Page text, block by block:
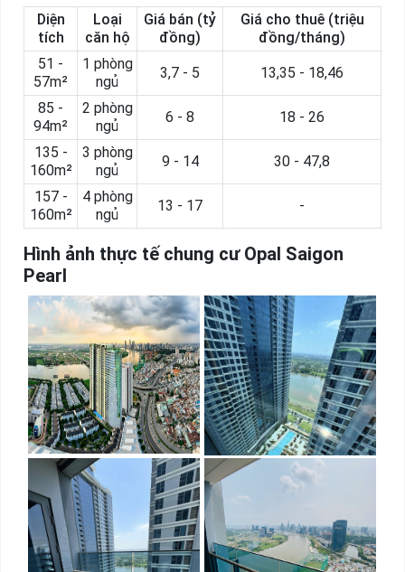
Diện
tích
Loại
căn hộ
Giá bán (tỷ
đồng)
Giá cho thuê (triệu
đồng/tháng)
51 -
57m²
1 phòng
ngủ
3,7 - 5 13,35 - 18,46
85 -
94m²
2 phòng
ngủ
6 - 8 18 - 26
135 -
160m²
3 phòng
ngủ
9 - 14 30 - 47,8
157 -
160m²
4 phòng
ngủ
13 - 17 -
Hình ảnh thực tế chung cư Opal Saigon
Pearl